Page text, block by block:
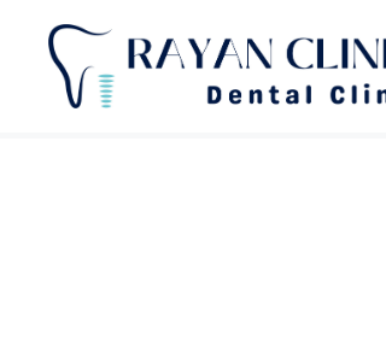
Saltar
contenido